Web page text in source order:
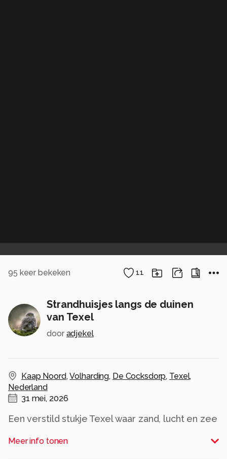
95 keer bekeken 11
Strandhuisjes langs de duinen
van Texel
door adjekel
Kaap Noord,Volharding, De Cocksdorp, Texel,
Nederland
31 mei, 2026
Een verstild stukje Texel waar zand, lucht en zee
karaktervolle strandhuisjes aan Kaap Noord
Meer info tonen